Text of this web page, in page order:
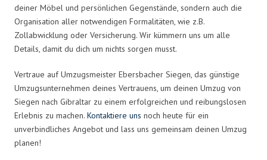
deiner Möbel und persönlichen Gegenstände, sondern auch die
Organisation aller notwendigen Formalitäten, wie z.B.
Zollabwicklung oder Versicherung. Wir kümmern uns um alle
Details, damit du dich um nichts sorgen musst.
Vertraue auf Umzugsmeister Ebersbacher Siegen, das günstige
Umzugsunternehmen deines Vertrauens, um deinen Umzug von
Siegen nach Gibraltar zu einem erfolgreichen und reibungslosen
Erlebnis zu machen. Kontaktiere uns noch heute für ein
unverbindliches Angebot und lass uns gemeinsam deinen Umzug
planen!